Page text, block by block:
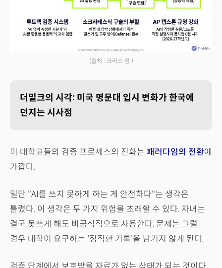
(출처 : 크리스 정 )
더밀크의 시각: 미국 명문대 입시 변화가 한국에
던지는 시사점
미 대학교들의 검증 프로세스의 진화는 패러다임의 전환에
가깝다.
일단 "AI를 쓰지 못하게 하는 게 안전하다"는 생각은
틀렸다. 이 생각은 두 가지 위험을 초래할 수 있다. 자녀는
결국 못쓰게 해도 비공식적으로 사용한다. 문제는 그럴
경우 대학이 요구하는 '정직한 기록'을 남기지 않게 된다.